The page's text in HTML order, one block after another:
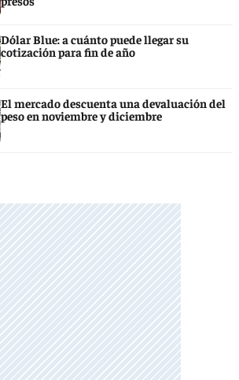
Dólar Blue: a cuánto puede llegar su
cotización para fin de año
El mercado descuenta una devaluación del
peso en noviembre y diciembre